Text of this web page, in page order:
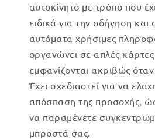
αυτοκίνητο με τρόπο που
ειδικά για την οδήγηση και
αυτόματα χρήσιμες
οργανώνει σε απλές
εμφανίζονται ακριβώς όταν
Έχει σχεδιαστεί για να
απόσπαση της προσοχής,
να παραμένετε
μπροστά σας.